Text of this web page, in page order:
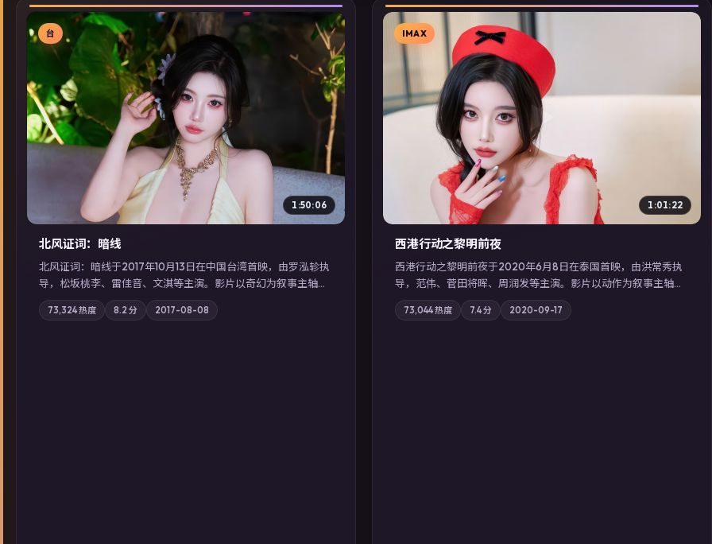
▶
台
1:50:06
北风证词：暗线
北风证词：暗线于2017年10月13日在中国台湾首映，由罗泓轸执
导，松坂桃李、雷佳音、文淇等主演。影片以奇幻为叙事主轴，
旧案重提，真相与谎言在同一条时间线上交锋；摄影与配乐强化
地域气质；站内亦可通过「国产免费观看高清电视剧在线看」延
73,324热度 8.2 分 2017-08-08
▶
IMAX
1:01:22
西港行动之黎明前夜
西港行动之黎明前夜于2020年6月8日在泰国首映，由洪常秀执
导，范伟、菅田将晖、周润发等主演。影片以动作为叙事主轴，
亲情与职责必须在倒计时结束前做出抉择；摄影与配乐强化地域
气质；站内亦可通过「国产免费观看高清电视剧在线看」延展检
73,044热度 7.4分 2020-09-17